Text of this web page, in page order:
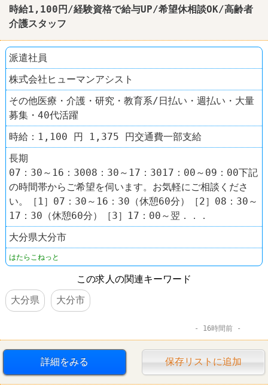
時給1,100円/経験資格で給与UP/希望休相談OK/高齢者
介護スタッフ
派遣社員
株式会社ヒューマンアシスト
その他医療・介護・研究・教育系/日払い・週払い・大量
募集・40代活躍
時給：1,100 円 1,375 円交通費一部支給
長期
07：30～16：3008：30～17：3017：00～09：00下記
の時間帯からご希望を伺います。お気軽にご相談くださ
い。［1］07：30～16：30（休憩60分）［2］08：30～
17：30（休憩60分）［3］17：00～翌．．．
大分県大分市
はたらこねっと
この求人の関連キーワード
大分県
大分市
16時間前
詳細をみる 保存リストに追加